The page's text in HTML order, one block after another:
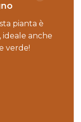
pianta è
anche
verde!